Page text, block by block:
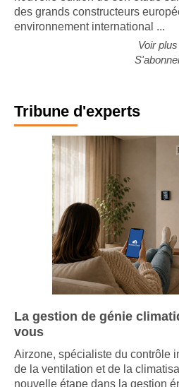
nouvelle édition de son étude
des grands constructeurs
Voir plus
Tribune d'experts
La gestion de génie
Airzone, spécialiste du contrôle
de la ventilation et de la